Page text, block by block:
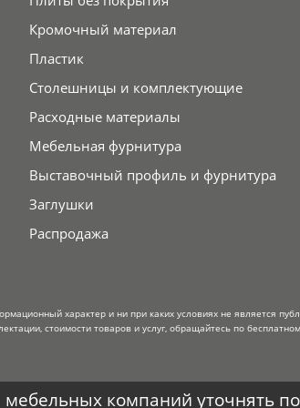
Кромочный материал
Пластик
Столешницы и комплектующие
Расходные материалы
Мебельная фурнитура
Выставочный профиль и фурнитура
Заглушки
Распродажа
характер и ни при каких условиях не является
стоимости товаров и услуг, обращайтесь по
компаний уточнять